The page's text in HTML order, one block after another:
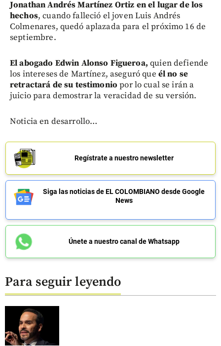
Jonathan Andrés Martínez Ortiz en el lugar de los
hechos, cuando falleció el joven Luis Andrés
Colmenares, quedó aplazada para el próximo 16 de
septiembre.
El abogado Edwin Alonso Figueroa, quien defiende
los intereses de Martínez, aseguró que él no se
retractará de su testimonio por lo cual se irán a
juicio para demostrar la veracidad de su versión.
Noticia en desarrollo…
Regístrate a nuestro newsletter
Siga las noticias de EL COLOMBIANO desde Google
News
Únete a nuestro canal de Whatsapp
Para seguir leyendo